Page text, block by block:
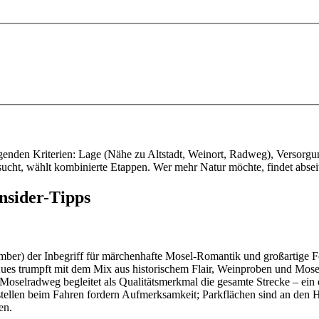
Kriterien: Lage (Nähe zu Altstadt, Weinort, Radweg),
wählt kombinierte Etappen. Wer mehr Natur möchte, findet
Tipps
der Inbegriff für märchenhafte Mosel-Romantik und großartige
trumpft mit dem Mix aus historischem Flair, Weinproben und
begleitet als Qualitätsmerkmal die gesamte Strecke – ein
beim Fahren fordern Aufmerksamkeit; Parkflächen sind an den